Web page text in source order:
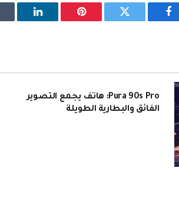
فيسبوك تويتر بينتيريستلينكدإن
Pura 90s Pro: هاتف يجمع التصوير
الفائق والبطارية الطويلة